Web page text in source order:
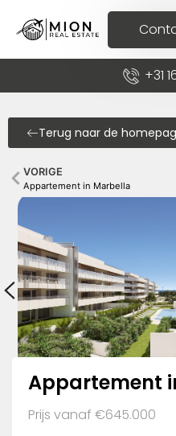
+31
Terug naar de
VORIGE
Appartement in Marbella
Appartement
Prijs vanaf €645.000